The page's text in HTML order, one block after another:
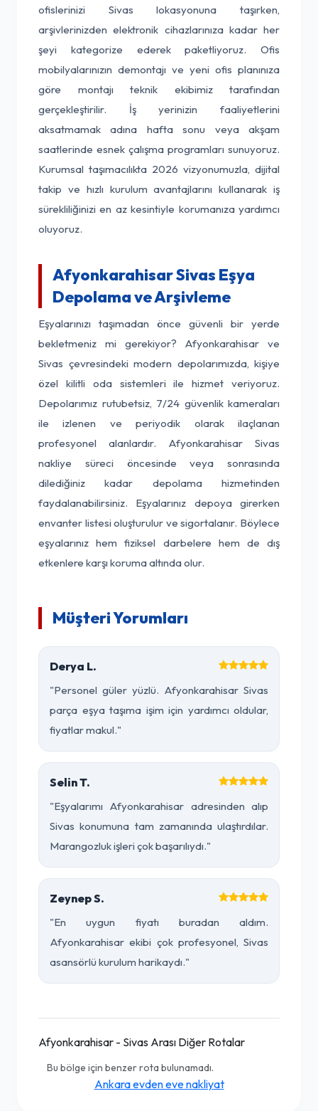
ofislerinizi Sivas lokasyonuna taşırken,
arşivlerinizden elektronik cihazlarınıza kadar her
şeyi kategorize ederek paketliyoruz. Ofis
mobilyalarınızın demontajı ve yeni ofis planınıza
göre montajı teknik ekibimiz tarafından
gerçekleştirilir. İş yerinizin faaliyetlerini
aksatmamak adına hafta sonu veya akşam
saatlerinde esnek çalışma programları sunuyoruz.
Kurumsal taşımacılıkta 2026 vizyonumuzla, dijital
takip ve hızlı kurulum avantajlarını kullanarak iş
sürekliliğinizi en az kesintiyle korumanıza yardımcı
oluyoruz.
Afyonkarahisar Sivas Eşya
Depolama ve Arşivleme
Eşyalarınızı taşımadan önce güvenli bir yerde
bekletmeniz mi gerekiyor? Afyonkarahisar ve
Sivas çevresindeki modern depolarımızda, kişiye
özel kilitli oda sistemleri ile hizmet veriyoruz.
Depolarımız rutubetsiz, 7/24 güvenlik kameraları
ile izlenen ve periyodik olarak ilaçlanan
profesyonel alanlardır. Afyonkarahisar Sivas
nakliye süreci öncesinde veya sonrasında
dilediğiniz kadar depolama hizmetinden
faydalanabilirsiniz. Eşyalarınız depoya girerken
envanter listesi oluşturulur ve sigortalanır. Böylece
eşyalarınız hem fiziksel darbelere hem de dış
etkenlere karşı koruma altında olur.
Müşteri Yorumları
Derya L.
"Personel güler yüzlü. Afyonkarahisar Sivas
parça eşya taşıma işim için yardımcı oldular,
fiyatlar makul."
Selin T.
"Eşyalarımı Afyonkarahisar adresinden alıp
Sivas konumuna tam zamanında ulaştırdılar.
Marangozluk işleri çok başarılıydı."
Zeynep S.
"En uygun fiyatı buradan aldım.
Afyonkarahisar ekibi çok profesyonel, Sivas
asansörlü kurulum harikaydı."
Afyonkarahisar - Sivas Arası Diğer Rotalar
Bu bölge için benzer rota bulunamadı.
Ankara evden eve nakliyat